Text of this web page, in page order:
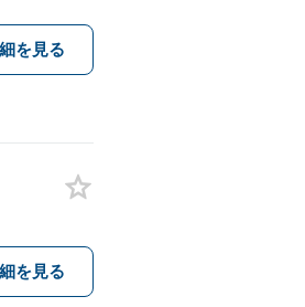
を見る
を見る